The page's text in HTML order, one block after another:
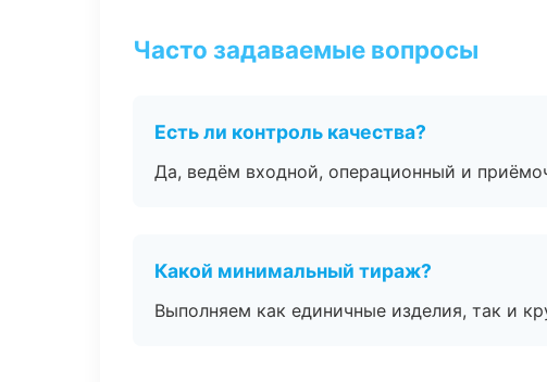
Часто задаваемые вопросы
Есть ли контроль качества?
Да, ведём входной, операционный и
Какой минимальный тираж?
Выполняем как единичные изделия, так и